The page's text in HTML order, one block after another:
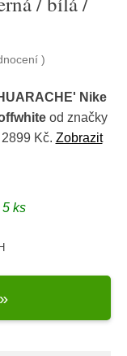
)
Nike
od značky
Kč. Zobrazit
ks